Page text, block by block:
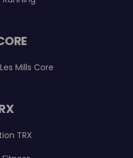
Mills Core
TRX